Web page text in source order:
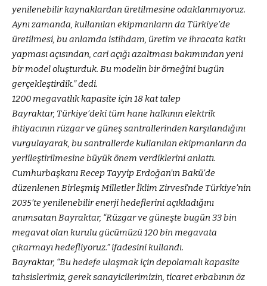
yenilenebilir kaynaklardan üretilmesine odaklanmıyoruz.
Aynı zamanda, kullanılan ekipmanların da Türkiye’de
üretilmesi, bu anlamda istihdam, üretim ve ihracata katkı
yapması açısından, cari açığı azaltması bakımından yeni
bir model oluşturduk. Bu modelin bir örneğini bugün
gerçekleştirdik.” dedi.
1200 megavatlık kapasite için 18 kat talep
Bayraktar, Türkiye’deki tüm hane halkının elektrik
ihtiyacının rüzgar ve güneş santrallerinden karşılandığını
vurgulayarak, bu santrallerde kullanılan ekipmanların da
yerlileştirilmesine büyük önem verdiklerini anlattı.
Cumhurbaşkanı Recep Tayyip Erdoğan’ın Bakü’de
düzenlenen Birleşmiş Milletler İklim Zirvesi’nde Türkiye’nin
2035’te yenilenebilir enerji hedeflerini açıkladığını
anımsatan Bayraktar, “Rüzgar ve güneşte bugün 33 bin
megavat olan kurulu gücümüzü 120 bin megavata
çıkarmayı hedefliyoruz.” ifadesini kullandı.
Bayraktar, “Bu hedefe ulaşmak için depolamalı kapasite
tahsislerimiz, gerek sanayicilerimizin, ticaret erbabının öz